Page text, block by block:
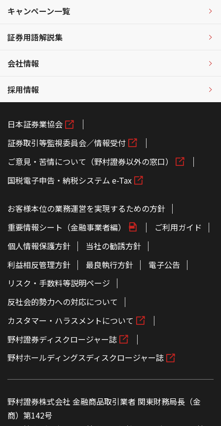
キャンペーン一覧
証券用語解説集
会社情報
採用情報
日本証券業協会
証券取引等監視委員会／情報受付
ご意見・苦情について（野村證券以外の窓口）
国税電子申告・納税システム e-Tax
お客様本位の業務運営を実現するための方針
重要情報シート（金融事業者編）
ご利用ガイド
個人情報保護方針
当社の勧誘方針
利益相反管理方針
最良執行方針
電子公告
リスク・手数料等説明ページ
反社会的勢力への対応について
カスタマー・ハラスメントについて
野村證券ディスクロージャー誌
野村ホールディングスディスクロージャー誌
野村證券株式会社 金融商品取引業者 関東財務局長（金
商）第142号